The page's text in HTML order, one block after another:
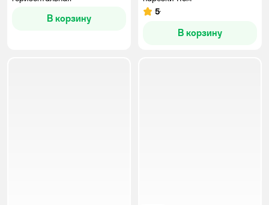
В корзину Рейтинг:
5
В корзину